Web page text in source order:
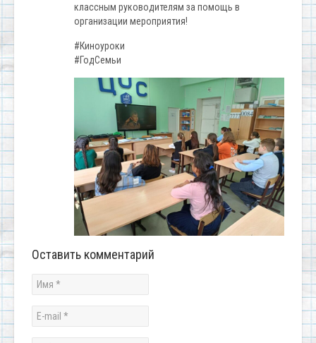
классным руководителям за помощь в
организации мероприятия!
#Киноуроки
#ГодСемьи
Оставить комментарий